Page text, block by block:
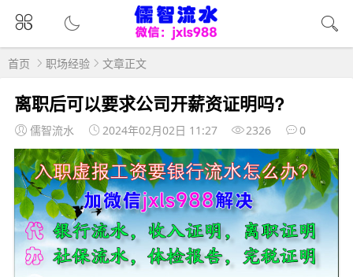
首页 职场经验 文章正文
离职后可以要求公司开薪资证明吗?
儒智流水 2024年02月02日 11:27 2326 0